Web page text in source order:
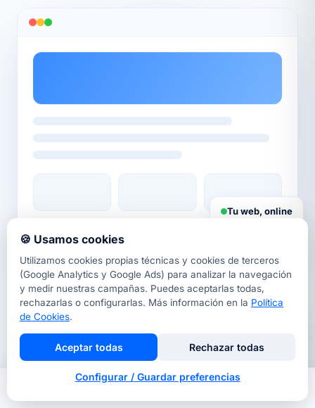
DISEÑO WEB BARCELONA
Tu estudio dediseño web a
medida
Diseñamos páginas web profesionales para
pymes y autónomos de Barcelona y toda España.
Cada proyecto combina diseño a medida, copy
🍪 Usamos cookies
Utilizamos cookies propias técnicas y cookies de terceros
(Google Analytics y Google Ads) para analizar la navegación
y medir nuestras campañas. Puedes aceptarlas todas,
rechazarlas o configurarlas. Más información en la Política
de Cookies.
Aceptar todas Rechazar todas
Configurar / Guardar preferencias